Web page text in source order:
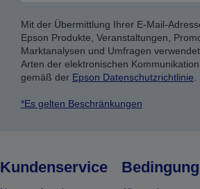
Mit der Übermittlung Ihrer E-Mail-
Epson Produkte, Veranstaltungen,
Marktanalysen und Umfragen
Arten der elektronischen
gemäß der Epson Datenschutzrichtlinie.
*Es gelten Beschränkungen
Kundenservice